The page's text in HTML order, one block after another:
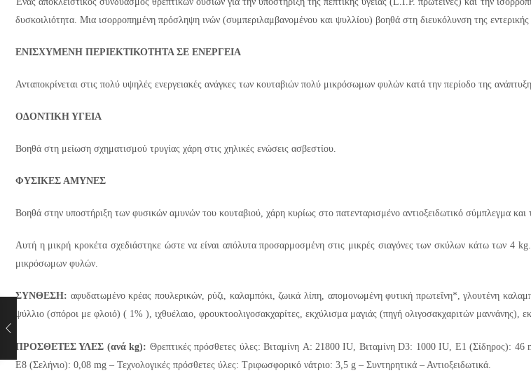
δυσκοιλιότητα. Μια ισορροπημένη πρόσληψη ινών (συμπεριλαμβανομένου και ψυλλίου) βοηθά στη διευκόλυνση της
ΕΝΙΣΧΥΜΕΝΗ ΠΕΡΙΕΚΤΙΚΟΤΗΤΑ ΣΕ ΕΝΕΡΓΕΙΑ
Ανταποκρίνεται στις πολύ υψηλές ενεργειακές ανάγκες των κουταβιών πολύ μικρόσωμων φυλών κατά την περίοδο της ανάπτυξης
ΟΔΟΝΤΙΚΗ ΥΓΕΙΑ
Βοηθά στη μείωση σχηματισμού τρυγίας χάρη στις χηλικές ενώσεις ασβεστίου.
ΦΥΣΙΚΕΣ ΑΜΥΝΕΣ
Βοηθά στην υποστήριξη των φυσικών αμυνών του κουταβιού, χάρη κυρίως στο πατενταρισμένο αντιοξειδωτικό σύμπλεγμα και
Αυτή η μικρή κροκέτα σχεδιάστηκε ώστε να είναι απόλυτα προσαρμοσμένη στις μικρές σιαγόνες των σκύλων κάτω των 4
μικρόσωμων φυλών.
ΣΥΝΘΕΣΗ: αφυδατωμένο κρέας πουλερικών, ρύζι, καλαμπόκι, ζωικά λίπη, απομονωμένη φυτική πρωτεΐνη*, γλουτένη
ψύλλιο (σπόροι με φλοιό) ( 1% ), ιχθυέλαιο, φρουκτοολιγοσακχαρίτες, εκχύλισμα μαγιάς (πηγή ολιγοσακχαριτών μαννάνης),
ΠΡΟΣΘΕΤΕΣ ΥΛΕΣ (ανά kg): Θρεπτικές πρόσθετες ύλες: Βιταμίνη A: 21800 IU, Βιταμίνη D3: 1000 IU, E1 (Σίδηρος):
E8 (Σελήνιο): 0,08 mg – Τεχνολογικές πρόσθετες ύλες: Τριφωσφορικό νάτριο: 3,5 g – Συντηρητικά – Αντιοξειδωτικά.